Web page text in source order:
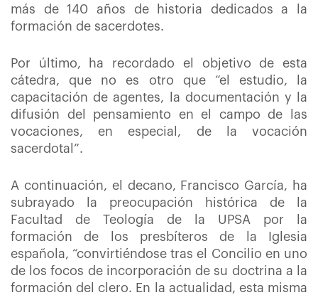
más de 140 años de historia dedicados a la
formación de sacerdotes.
Por último, ha recordado el objetivo de esta
cátedra, que no es otro que “el estudio, la
capacitación de agentes, la documentación y la
difusión del pensamiento en el campo de las
vocaciones, en especial, de la vocación
sacerdotal”.
A continuación, el decano, Francisco García, ha
subrayado la preocupación histórica de la
Facultad de Teología de la UPSA por la
formación de los presbíteros de la Iglesia
española, “convirtiéndose tras el Concilio en uno
de los focos de incorporación de su doctrina a la
formación del clero. En la actualidad, esta misma